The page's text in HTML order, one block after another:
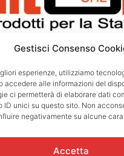
Gestisci Consenso
esperienze, utilizziamo
accedere alle informazioni del
ci permetterà di elaborare dati
ID unici su questo sito. Non
negativamente su alcune
Accetta
Milano
38203319